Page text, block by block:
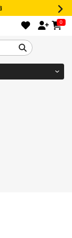
0
シック